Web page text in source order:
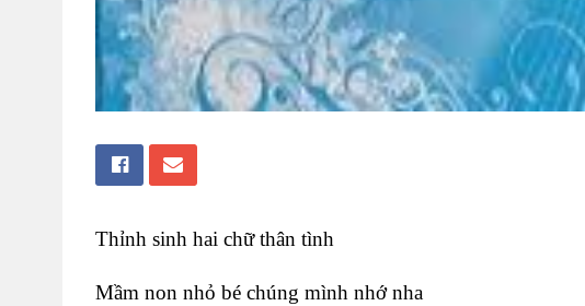
Thỉnh sinh hai chữ thân tình
Mầm non nhỏ bé chúng mình nhớ nha